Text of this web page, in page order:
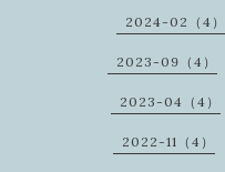
2024-02（4）
2023-09（4）
2023-04（4）
2022-11（4）